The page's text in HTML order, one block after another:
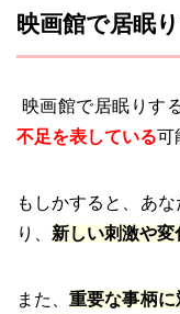
映画館で居眠
映画館で居眠りす
不足を表している可
もしかすると、あ
り、 新しい刺激や変
また、重要な事柄に